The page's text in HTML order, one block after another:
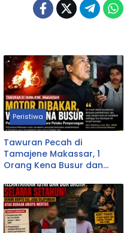
Peristiwa
Tawuran Pecah di
Tamajene Makassar, 1
Orang Kena Busur dan